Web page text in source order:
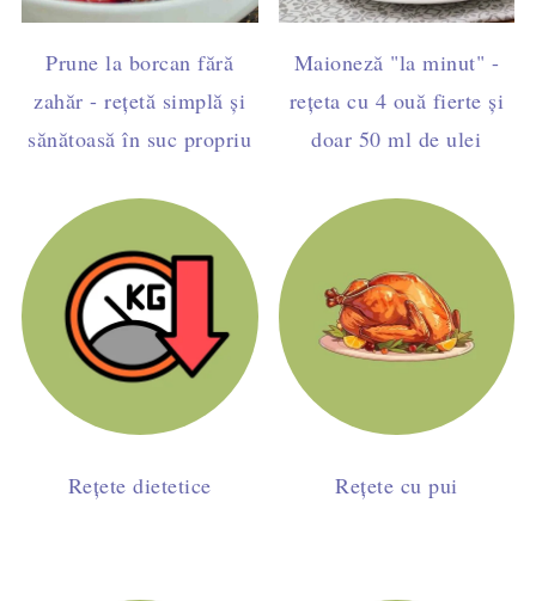
Prune la borcan fără
zahăr - rețetă simplă și
sănătoasă în suc propriu
Maioneză "la minut" -
rețeta cu 4 ouă fierte și
doar 50 ml de ulei
Rețete dietetice Rețete cu pui